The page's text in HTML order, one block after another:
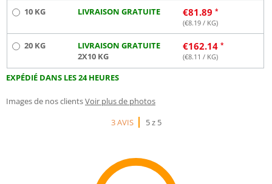
10 KG LIVRAISON GRATUITE €81.89
(€8.19 / KG)
20 KG
LIVRAISON GRATUITE
2X10 KG
€162.14
(€8.11 / KG)
EXPÉDIÉ DANS LES 24 HEURES
Images de nos clientsVoir plus de photos
3 AVIS
5 z 5